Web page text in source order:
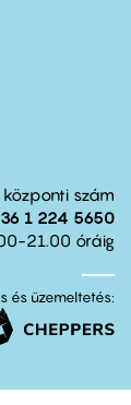
szám
1 224 5650
21.00 óráig
és üzemeltetés: